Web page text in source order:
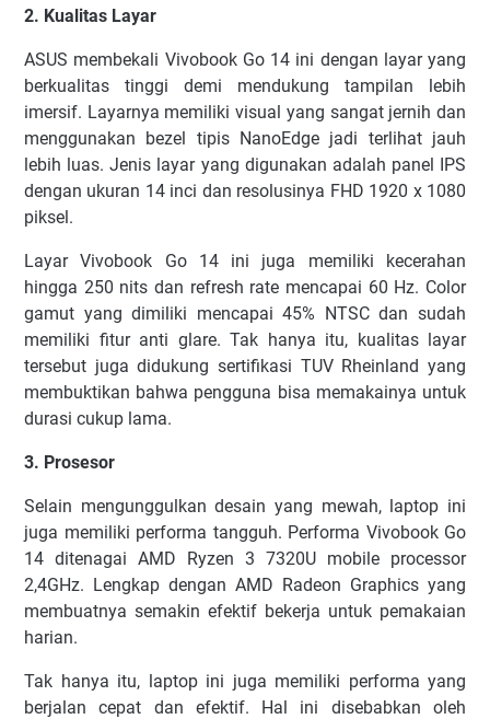
2. Kualitas Layar
ASUS membekali Vivobook Go 14 ini dengan layar yang
berkualitas tinggi demi mendukung tampilan lebih
imersif. Layarnya memiliki visual yang sangat jernih dan
menggunakan bezel tipis NanoEdge jadi terlihat jauh
lebih luas. Jenis layar yang digunakan adalah panel IPS
dengan ukuran 14 inci dan resolusinya FHD 1920 x 1080
piksel.
Layar Vivobook Go 14 ini juga memiliki kecerahan
hingga 250 nits dan refresh rate mencapai 60 Hz. Color
gamut yang dimiliki mencapai 45% NTSC dan sudah
memiliki fitur anti glare. Tak hanya itu, kualitas layar
tersebut juga didukung sertifikasi TUV Rheinland yang
membuktikan bahwa pengguna bisa memakainya untuk
durasi cukup lama.
3. Prosesor
Selain mengunggulkan desain yang mewah, laptop ini
juga memiliki performa tangguh. Performa Vivobook Go
14 ditenagai AMD Ryzen 3 7320U mobile processor
2,4GHz. Lengkap dengan AMD Radeon Graphics yang
membuatnya semakin efektif bekerja untuk pemakaian
harian.
Tak hanya itu, laptop ini juga memiliki performa yang
berjalan cepat dan efektif. Hal ini disebabkan oleh